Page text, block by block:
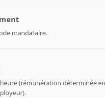
mandataire.
(rémunération déterminée